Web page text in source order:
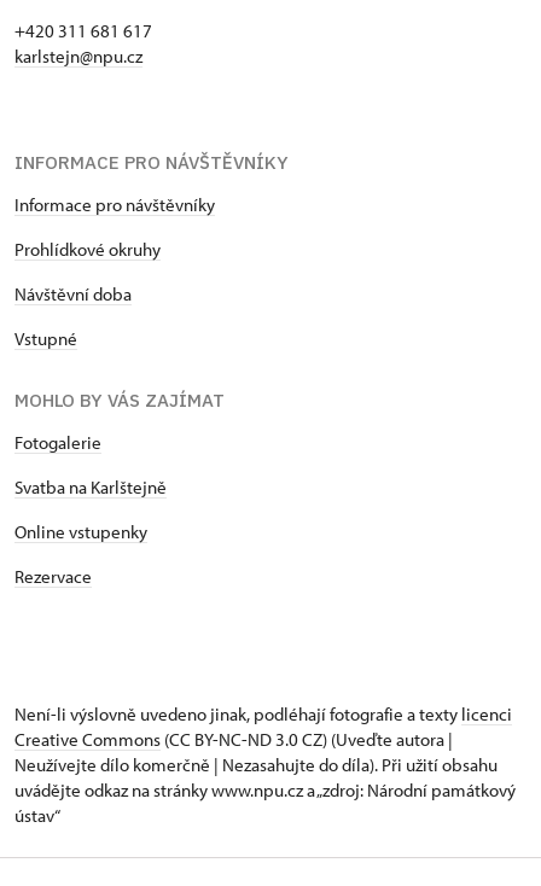
+420 311 681 617
karlstejn@npu.cz
INFORMACE PRO NÁVŠTĚVNÍKY
Informace pro návštěvníky
Prohlídkové okruhy
Návštěvní doba
Vstupné
MOHLO BY VÁS ZAJÍMAT
Fotogalerie
Svatba na Karlštejně
Online vstupenky
Rezervace
Není-li výslovně uvedeno jinak, podléhají fotografie a texty licenci
Creative Commons (CC BY-NC-ND 3.0 CZ) (Uveďte autora |
Neužívejte dílo komerčně | Nezasahujte do díla). Při užití obsahu
uvádějte odkaz na stránky www.npu.cz a „zdroj: Národní památkový
ústav“